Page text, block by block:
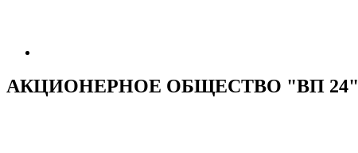
АКЦИОНЕРНОЕ ОБЩЕСТВО "ВП 24"